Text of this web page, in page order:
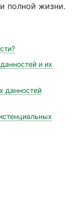
полной жизни.
и их
данностей